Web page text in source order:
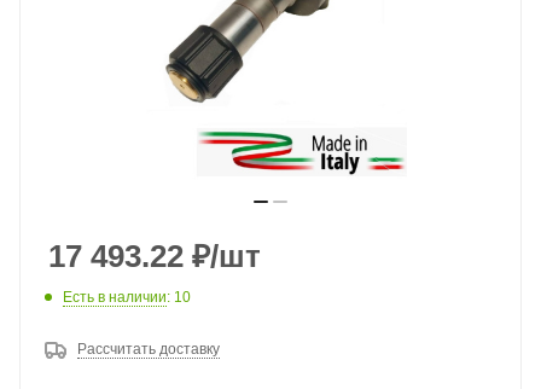
17 493.22 ₽/шт
Есть в наличии: 10
Рассчитать доставку